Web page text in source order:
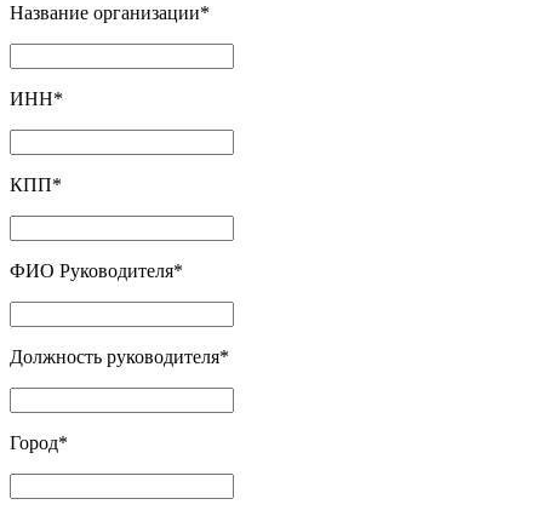
Название организации*
ИНН*
КПП*
ФИО Руководителя*
Должность руководителя*
Город*